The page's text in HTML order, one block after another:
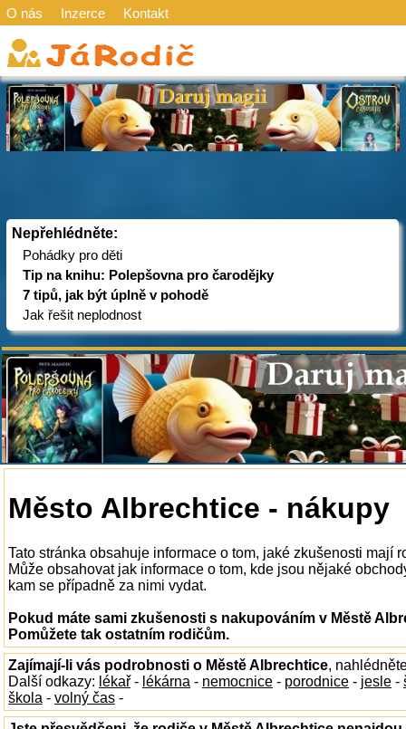
O nás Inzerce Kontakt
Nepřehlédněte:
Pohádky pro děti
Tip na knihu: Polepšovna pro čarodějky
7 tipů, jak být úplně v pohodě
Jak řešit neplodnost
Město Albrechtice - nákupy
Tato stránka obsahuje informace o tom, jaké zkušenosti mají
Může obsahovat jak informace o tom, kde jsou nějaké
kam se případně za nimi vydat.
Pokud máte sami zkušenosti s nakupováním v Městě
Pomůžete tak ostatním rodičům.
Zajímají-li vás podrobnosti o Městě Albrechtice,
Další odkazy: lékař - lékárna - nemocnice - porodnice - jesle -
škola - volný čas -